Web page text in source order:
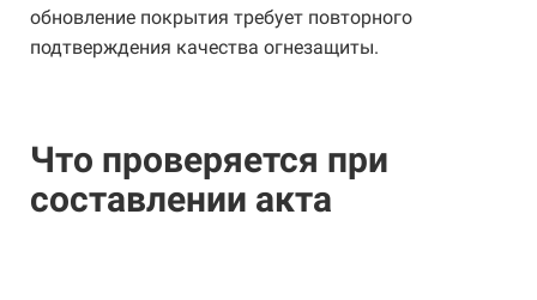
обновление покрытия требует повторного
подтверждения качества огнезащиты.
Что проверяется при
составлении акта